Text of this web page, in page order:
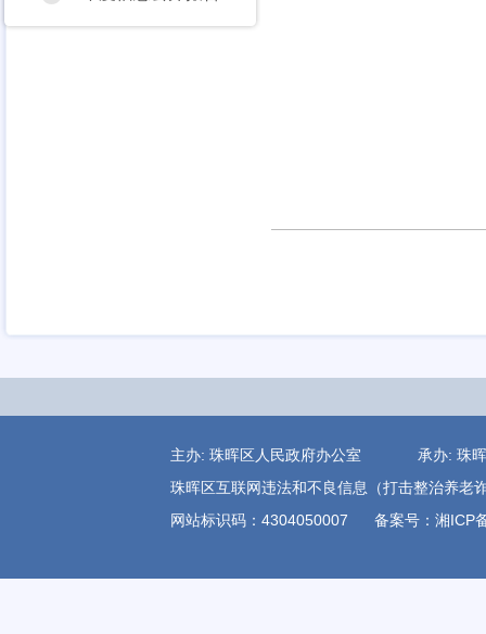
主办: 珠晖区人民政府办公室 承办:
珠晖区互联网违法和不良信息（打击整治养
网站标识码：4304050007
备案号：湘ICP